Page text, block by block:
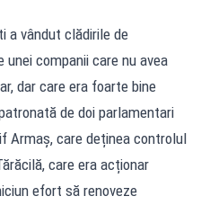
a vândut clădirile de
unei companii care nu avea
dar care era foarte bine
de doi parlamentari
Armaș, care deținea controlul
care era acționar
efort să renoveze